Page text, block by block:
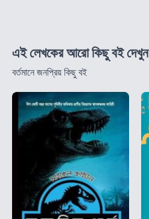
এই লেখকের আরো কিছু বই দেখুন
বর্তমানে জনপ্রিয় কিছু বই